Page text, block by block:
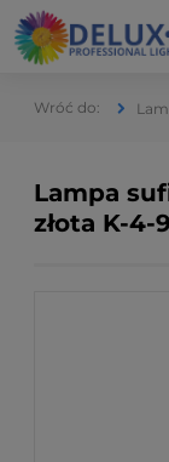
Lampa
złota K-4-